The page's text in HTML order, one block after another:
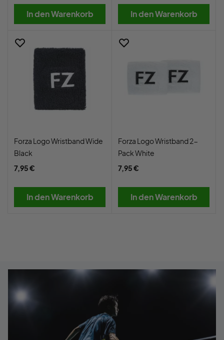
In den Warenkorb In den Warenkorb
Forza Logo Wristband Wide
Black
7,95 €
In den Warenkorb
Forza Logo Wristband 2-
Pack White
7,95 €
In den Warenkorb